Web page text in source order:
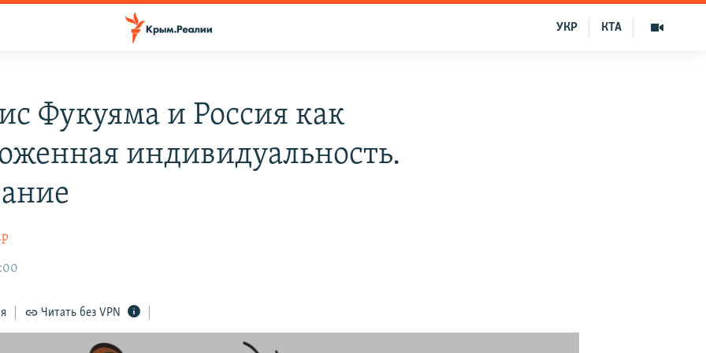
КТА
УКР
Фукуяма и Россия как
индивидуальность.
Читать без VPN